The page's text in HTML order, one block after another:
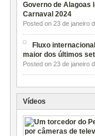
Governo de Alagoas
Carnaval 2024
Posted on 23 de janeiro
Fluxo
maior dos últimos
Posted on 23 de janeiro
Vídeos